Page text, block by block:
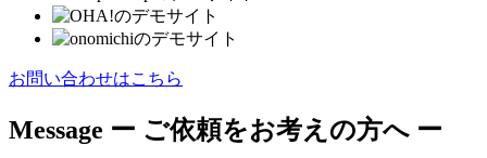
お問い合わせはこちら
Message ー ご依頼をお考えの方へ ー